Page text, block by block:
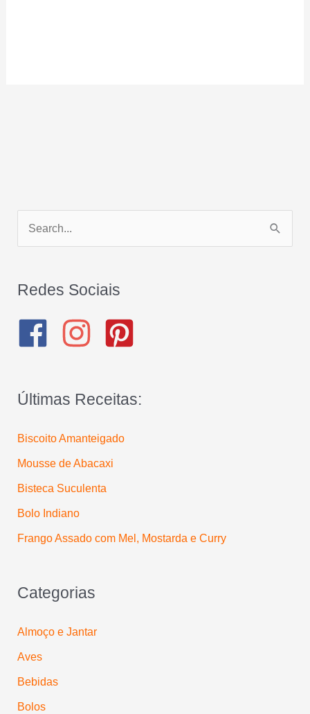
q
r
o
r
:
Redes Sociais
Últimas Receitas:
Biscoito Amanteigado
Mousse de Abacaxi
Bisteca Suculenta
Bolo Indiano
Frango Assado com Mel, Mostarda e Curry
Categorias
Almoço e Jantar
Aves
Bebidas
Bolos